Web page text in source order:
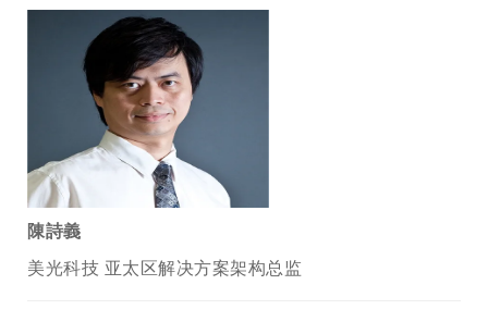
陳詩義
美光科技 亚太区解决方案架构总监